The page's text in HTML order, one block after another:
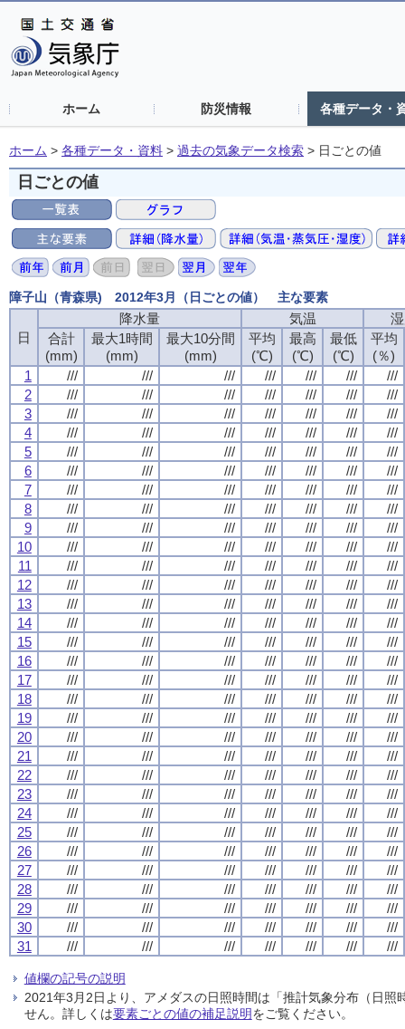
ホーム 防災情報 各種データ・
ホーム > 各種データ・資料 > 過去の気象データ検索 > 日ごとの値
日ごとの値
障子山（青森県) 2012年3月（日ごとの値） 主な要素
日
降水量 気温
合計
(mm)
最大1時間
(mm)
最大10分間
(mm)
平均
(℃)
最高
(℃)
最低
(℃)
平均
(％)
1
/// /// /// /// /// ///
///
2
/// /// /// /// /// ///
///
3
/// /// /// /// /// ///
///
4
/// /// /// /// /// ///
///
5
/// /// /// /// /// ///
///
6
/// /// /// /// /// ///
///
7
/// /// /// /// /// ///
///
8
/// /// /// /// /// ///
///
9
/// /// /// /// /// ///
///
10
/// /// /// /// /// ///
///
11
/// /// /// /// /// ///
///
12
/// /// /// /// /// ///
///
13
/// /// /// /// /// ///
///
14
/// /// /// /// /// ///
///
15
/// /// /// /// /// ///
///
16
/// /// /// /// /// ///
///
17
/// /// /// /// /// ///
///
18
/// /// /// /// /// ///
///
19
/// /// /// /// /// ///
///
20
/// /// /// /// /// ///
///
21
/// /// /// /// /// ///
///
22
/// /// /// /// /// ///
///
23
/// /// /// /// /// ///
///
24
/// /// /// /// /// ///
///
25
/// /// /// /// /// ///
///
26
/// /// /// /// /// ///
///
27
/// /// /// /// /// ///
///
28
/// /// /// /// /// ///
///
29
/// /// /// /// /// ///
///
30
/// /// /// /// /// ///
///
31
/// /// /// /// /// /// ///
値欄の記号の説明
2021年3月2日より、アメダスの日照時間は「推計気象分布（日
せん。詳しくは要素ごとの値の補足説明をご覧ください。